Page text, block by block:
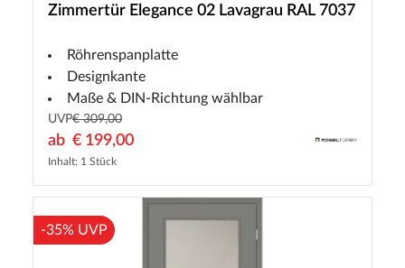
Zimmertür Elegance 02 Lavagrau RAL 7037
Röhrenspanplatte
Designkante
Maße & DIN-Richtung wählbar
UVP€ 309,00
ab € 199,00
Inhalt: 1 Stück
-35% UVP